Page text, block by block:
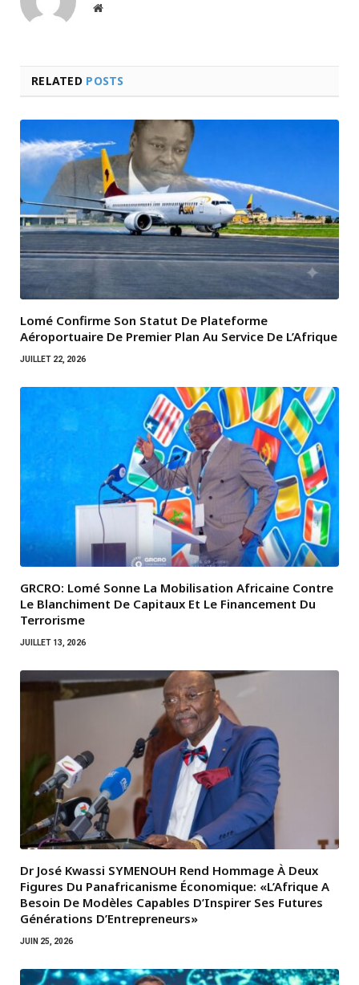
Website
RELATED POSTS
Lomé Confirme Son Statut De Plateforme
Aéroportuaire De Premier Plan Au Service De L’Afrique
JUILLET 22, 2026
GRCRO: Lomé Sonne La Mobilisation Africaine Contre
Le Blanchiment De Capitaux Et Le Financement Du
Terrorisme
JUILLET 13, 2026
Dr José Kwassi SYMENOUH Rend Hommage À Deux
Figures Du Panafricanisme Économique: «L’Afrique A
Besoin De Modèles Capables D’Inspirer Ses Futures
Générations D’Entrepreneurs»
JUIN 25, 2026